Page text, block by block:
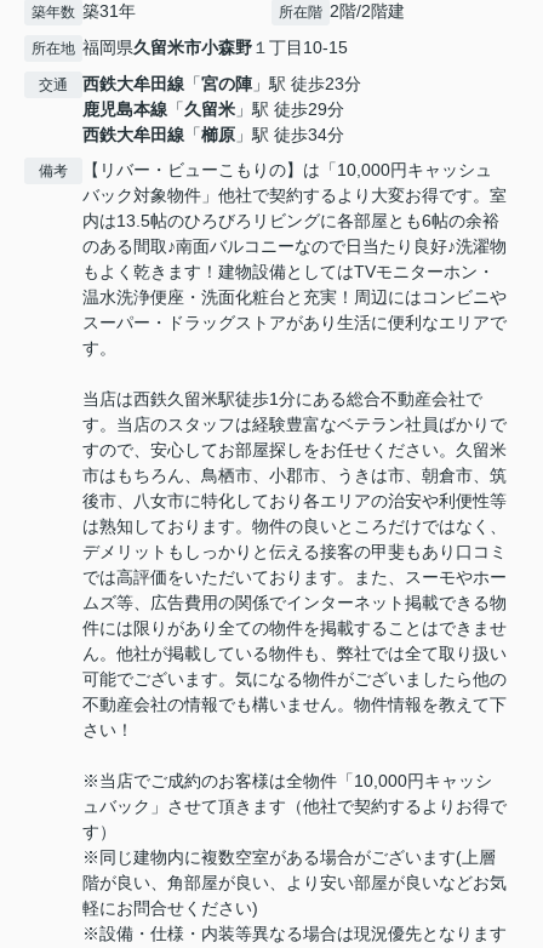
築年数 築31年 所在階 2階/2階建
所在地 福岡県久留米市小森野１丁目10-15
交通 西鉄大牟田線 「宮の陣」駅 徒歩23分
鹿児島本線 「久留米 」駅 徒歩29分
西鉄大牟田線 「櫛原 」駅 徒歩34分
備考
【リバー・ビューこもりの】は「10,000円キャッシュ
バック対象物件」他社で契約するより大変お得です。室
内は13.5帖のひろびろリビングに各部屋とも6帖の余裕
のある間取♪南面バルコニーなので日当たり良好♪洗濯物
もよく乾きます！建物設備としてはTVモニターホン・
温水洗浄便座・洗面化粧台と充実！周辺にはコンビニや
スーパー・ドラッグストアがあり生活に便利なエリアで
す。
当店は西鉄久留米駅徒歩1分にある総合不動産会社で
す。当店のスタッフは経験豊富なベテラン社員ばかりで
すので、安心してお部屋探しをお任せください。久留米
市はもちろん、鳥栖市、小郡市、うきは市、朝倉市、筑
後市、八女市に特化しており各エリアの治安や利便性等
は熟知しております。物件の良いところだけではなく、
デメリットもしっかりと伝える接客の甲斐もあり口コミ
では高評価をいただいております。また、スーモやホー
ムズ等、広告費用の関係でインターネット掲載できる物
件には限りがあり全ての物件を掲載することはできませ
ん。他社が掲載している物件も、弊社では全て取り扱い
可能でございます。気になる物件がございましたら他の
不動産会社の情報でも構いません。物件情報を教えて下
さい！
※当店でご成約のお客様は全物件「10,000円キャッシ
ュバック」させて頂きます（他社で契約するよりお得で
す）
※同じ建物内に複数空室がある場合がございます(上層
階が良い、角部屋が良い、より安い部屋が良いなどお気
軽にお問合せください)
※設備・仕様・内装等異なる場合は現況優先となります